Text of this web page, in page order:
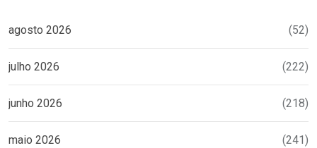
agosto 2026 (52)
julho 2026 (222)
junho 2026 (218)
maio 2026 (241)